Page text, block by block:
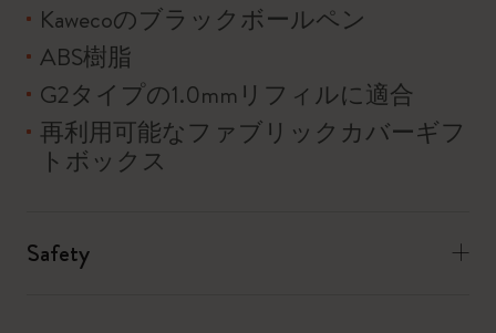
Kawecoのブラックボールペン
ABS樹脂
G2タイプの1.0mmリフィルに適合
再利用可能なファブリックカバーギフ
トボックス
Safety